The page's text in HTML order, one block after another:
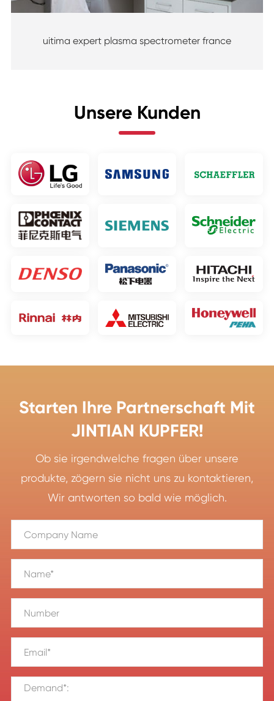
uitima expert plasma spectrometer france
Unsere Kunden
Starten Ihre Partnerschaft Mit
JINTIAN KUPFER!
Ob sie irgendwelche fragen über unsere
produkte, zögern sie nicht uns zu kontaktieren,
Wir antworten so bald wie möglich.